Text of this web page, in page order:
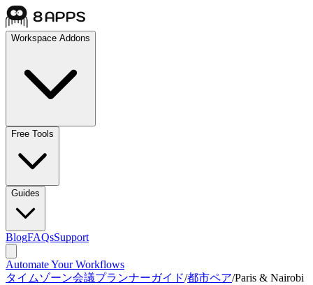
Workspace Addons
Free Tools
Guides
BlogFAQsSupport
Automate Your Workflows
タイムゾーン会議プランナーガイド/都市ペア/Paris & Nairobi